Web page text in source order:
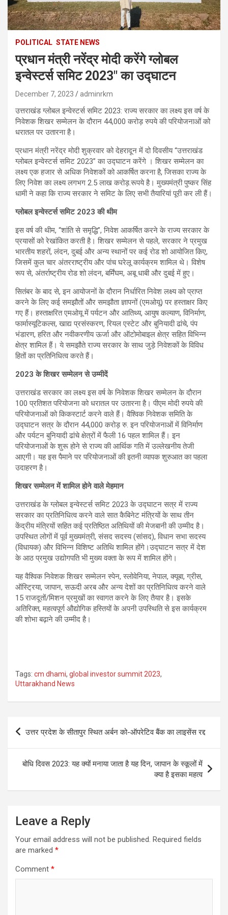
POLITICAL STATE NEWS
प्रधान मंत्री नरेंद्र मोदी करेंगे ग्लोबल
इन्वेस्टर्स समिट 2023″ का उद्घाटन
December 7, 2023 adminrkm
उत्तराखंड ग्लोबल इन्वेस्टर्स समिट 2023: राज्य सरकार का लक्ष्य इस वर्ष के
निवेशक शिखर सम्मेलन के दौरान 44,000 करोड़ रुपये की परियोजनाओं को
धरातल पर उतारना है।
प्रधान मंत्री नरेंद्र मोदी शुक्रवार को देहरादून में दो दिवसीय “उत्तराखंड
ग्लोबल इन्वेस्टर्स समिट 2023” का उद्घाटन करेंगे । शिखर सम्मेलन का
लक्ष्य एक हजार से अधिक निवेशकों को आकर्षित करना है, जिसका राज्य के
लिए निवेश का लक्ष्य लगभग 2.5 लाख करोड़.रूपये है। मुख्यमंत्री पुष्कर सिंह
धामी ने कहा कि राज्य सरकार ने समिट के लिए सभी तैयारियां पूरी कर ली हैं।
ग्लोबल इन्वेस्टर्स समिट 2023 की थीम
इस वर्ष की थीम, “शांति से समृद्धि”, निवेश आकर्षित करने के राज्य सरकार के
प्रयासों को रेखांकित करती है। शिखर सम्मेलन से पहले, सरकार ने प्रमुख
भारतीय शहरों, लंदन, दुबई और अन्य स्थानों पर कई रोड शो आयोजित किए,
जिसमें कुल चार अंतरराष्ट्रीय और पांच घरेलू कार्यक्रम शामिल थे। विशेष
रूप से, अंतर्राष्ट्रीय रोड शो लंदन, बर्मिंघम, अबू धाबी और दुबई में हुए।
सितंबर के बाद से, इन आयोजनों के दौरान निर्धारित निवेश लक्ष्य को प्राप्त
करने के लिए कई समझौतों और समझौता ज्ञापनों (एमओयू) पर हस्ताक्षर किए
गए हैं। हस्ताक्षरित एमओयू में पर्यटन और आतिथ्य, आयुष कल्याण, विनिर्माण,
फार्मास्यूटिकल्स, खाद्य प्रसंस्करण, रियल एस्टेट और बुनियादी ढांचे, पंप
भंडारण, हरित और नवीकरणीय ऊर्जा और ऑटोमोबाइल क्षेत्र सहित विभिन्न
क्षेत्र शामिल हैं। ये समझौते राज्य सरकार के साथ जुड़े निवेशकों के विविध
हितों का प्रतिनिधित्व करते हैं।
2023 के शिखर सम्मेलन से उम्मीदें
उत्तराखंड सरकार का लक्ष्य इस वर्ष के निवेशक शिखर सम्मेलन के दौरान
100 प्रतिशत परियोजना को धरातल पर उतारना है। पीएम मोदी रुपये की
परियोजनाओं को किकस्टार्ट करने वाले हैं। वैश्विक निवेशक समिति के
उद्घाटन सत्र के दौरान 44,000 करोड़ रु. इन परियोजनाओं में विनिर्माण
और पर्यटन बुनियादी ढांचे क्षेत्रों में फैली 16 पहल शामिल हैं। इन
परियोजनाओं के शुरू होने से राज्य की आर्थिक गति में उल्लेखनीय तेजी
आएगी। यह इस पैमाने पर परियोजनाओं की इतनी व्यापक शुरुआत का पहला
उदाहरण है।
शिखर सम्मेलन में शामिल होने वाले मेहमान
उत्तराखंड के ग्लोबल इन्वेस्टर्स समिट 2023 के उद्घाटन सत्र में राज्य
सरकार का प्रतिनिधित्व करने वाले सात कैबिनेट मंत्रियों के साथ तीन
केंद्रीय मंत्रियों सहित कई प्रतिष्ठित अतिथियों की मेजबानी की उम्मीद है।
उपस्थित लोगों में पूर्व मुख्यमंत्री, संसद सदस्य (सांसद), विधान सभा सदस्य
(विधायक) और विभिन्न विशिष्ट अतिथि शामिल होंगे।उद्घाटन सत्र में देश
के आठ प्रमुख उद्योगपति भी मुख्य वक्ता के रूप में शामिल होंगे।
यह वैश्विक निवेशक शिखर सम्मेलन स्पेन, स्लोवेनिया, नेपाल, क्यूबा, ​​​​ग्रीस,
ऑस्ट्रिया, जापान, सऊदी अरब और अन्य देशों का प्रतिनिधित्व करने वाले
15 राजदूतों/मिशन प्रमुखों का स्वागत करने के लिए तैयार है। इसके
अतिरिक्त, महत्वपूर्ण औद्योगिक हस्तियों के अपनी उपस्थिति से इस कार्यक्रम
की शोभा बढ़ाने की उम्मीद है।
Tags: cm dhami, global investor summit 2023,
Uttarakhand News
Post
navigation
उत्तर प्रदेश के सीतापुर स्थित अर्बन को-ऑपरेटिव बैंक का लाइसेंस रद्द
बोधि दिवस 2023: यह क्यों मनाया जाता है यह दिन, जापान के स्कूलों में
क्या है इसका महत्व
Leave a Reply
Your email address will not be published. Required fields
are marked *
Comment *